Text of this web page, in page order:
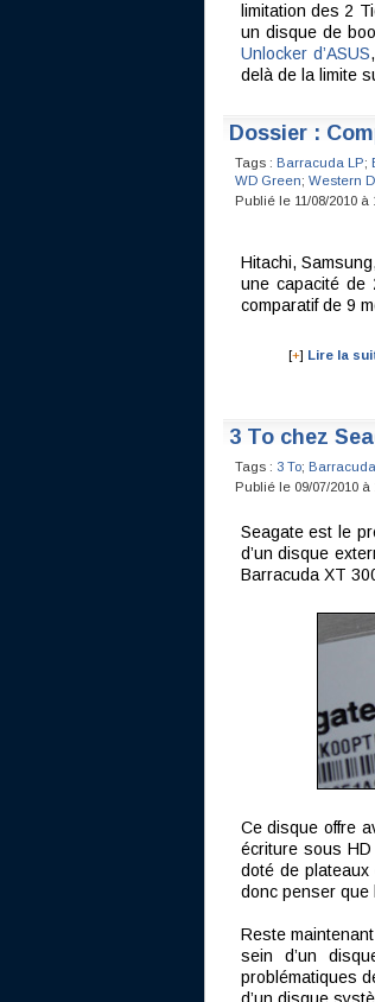
limitation des 2
un disque de
Unlocker d’ASUS
delà de la limite
Dossier :
Tags : Barracuda LP;
WD Green; Western
Publié le 11/08/2010 à
Hitachi,
une capacité de
comparatif de 9
[+] Lire la
3 To chez
Tags : 3 To;
Publié le 09/07/2010 à
Seagate est le
d’un disque
Barracuda XT
Ce disque offre
écriture sous
doté de
donc penser que
Reste
sein d’un
problématiques